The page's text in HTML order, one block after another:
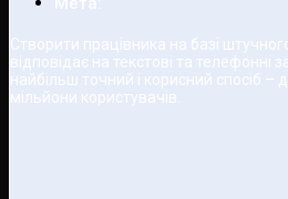
Створити працівника на базі
відповідає на текстові та телефонні
найбільш точний і корисний спосіб –
мільйони користувачів.